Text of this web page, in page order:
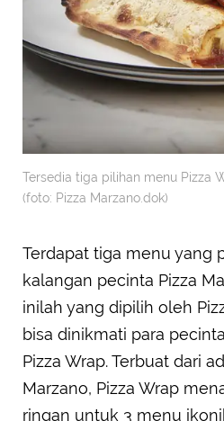
Tersedia tiga pilihan menu Pizza
(foto: Pizza Marzano.dok)
Terdapat tiga menu yang
kalangan pecinta Pizza
inilah yang dipilih oleh
bisa dinikmati para
Pizza Wrap. Terbuat dari
Marzano, Pizza Wrap
ringan untuk 3 menu